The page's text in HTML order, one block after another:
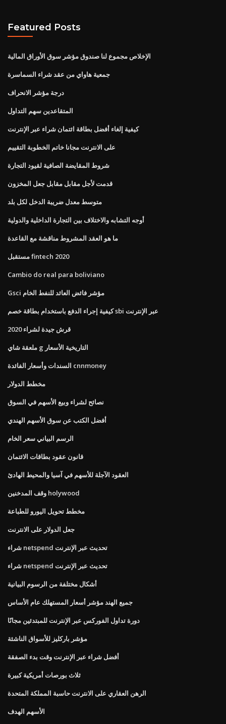
Featured Posts
الإخلاص مجموع لنا صندوق مؤشر سوق الأوراق المالية
جمعية هاواي من عقد شراء السماسرة
درجة مؤشر الانحراف
المتقاعدين سهم التداول
كيفية إلغاء أفضل بطاقة ائتمان شراء عبر الإنترنت
على الانترنت مجانا خاتم الخطوبة التقييم
شروط المقايضة الصافية لقيود التجارة
قدمت لأجل مقابل مقابل جعل المخزون
متوسط ​​معدل ضريبة الدخل لكل بلد
أوجه التشابه والاختلاف بين التجارة الداخلية والدولية
ما هو العقد المشروط مناقشة مع القاعدة
مستقبل fintech 2020
Cambio do real para boliviano
Gsci مؤشر فائض العائد للنفط الخام
كيفية إجراء الدفع باستخدام بطاقة خصم sbi عبر الإنترنت
قرش جيدة لشراء 2020
ملعقة شاي g التاريخية الأسعار
السندات وأسعار الفائدة cnnmoney
مخطط الدولار
نصائح لشراء وبيع الأسهم في السوق
أفضل الكتب عن سوق الأسهم الهندي
الرسم البياني سعر الخام
قانون عقود بطاقات الائتمان
العقود الآجلة للأسهم في آسيا والمحيط الهادئ
وقف المدخنين holywood
مخطط تحويل اليورو للطباعة
جعل الدولار على الانترنت
شراء netspend تحديث عبر الإنترنت
شراء netspend تحديث عبر الإنترنت
أشكال مختلفة من الرسوم البيانية
جميع الهند مؤشر أسعار المستهلك عام الأساس
دورة تداول الفوركس عبر الإنترنت للمبتدئين مجانًا
مؤشر باركليز للأسواق الناشئة
أفضل شراء عبر الإنترنت وقت بدء الصفقة
ثلاث بورصات أمريكية كبيرة
الرهن العقاري على الانترنت حاسبة المملكة المتحدة
الأسهم الهدف